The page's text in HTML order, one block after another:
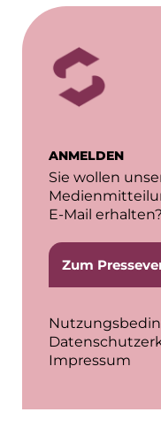
Gemeinde
Gemeinde
H2Global
Hallberger
HERZOG MAX
Hotel
ANMELDEN
Sie wollen
E-Mail erhalten?
Zum
Impressum